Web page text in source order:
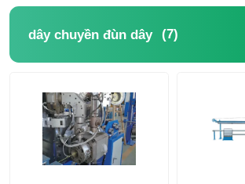
dây chuyền đùn dây (7)